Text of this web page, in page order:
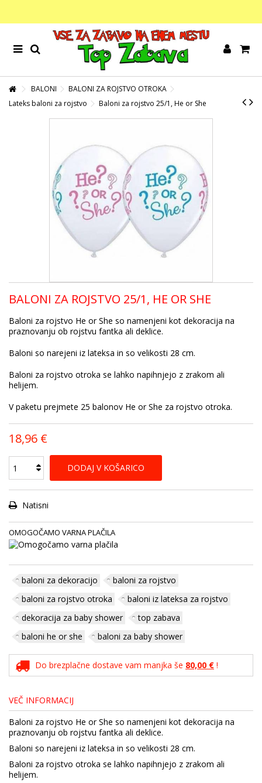
BALONI
BALONI ZA ROJSTVO OTROKA
Lateks baloni za rojstvo
Baloni za rojstvo 25/1, He or She
BALONI ZA ROJSTVO 25/1, HE OR SHE
Baloni za rojstvo He or She so namenjeni kot dekoracija na
praznovanju ob rojstvu fantka ali deklice.
Baloni so narejeni iz lateksa in so velikosti 28 cm.
Baloni za rojstvo otroka se lahko napihnjejo z zrakom ali
helijem.
V paketu prejmete 25 balonov He or She za rojstvo otroka.
18,96 €
DODAJ V KOŠARICO
Natisni
OMOGOČAMO VARNA PLAČILA
baloni za dekoracijo
baloni za rojstvo
baloni za rojstvo otroka
baloni iz lateksa za rojstvo
dekoracija za baby shower
top zabava
baloni he or she
baloni za baby shower
Do brezplačne dostave vam manjka še 80,00 € !
VEČ INFORMACIJ
Baloni za rojstvo He or She so namenjeni kot dekoracija na
praznovanju ob rojstvu fantka ali deklice.
Baloni so narejeni iz lateksa in so velikosti 28 cm.
Baloni za rojstvo otroka se lahko napihnjejo z zrakom ali
helijem.